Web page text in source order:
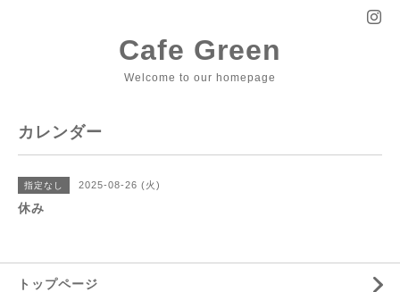
Cafe Green
Welcome to our homepage
カレンダー
指定なし 2025-08-26 (火)
休み
トップページ